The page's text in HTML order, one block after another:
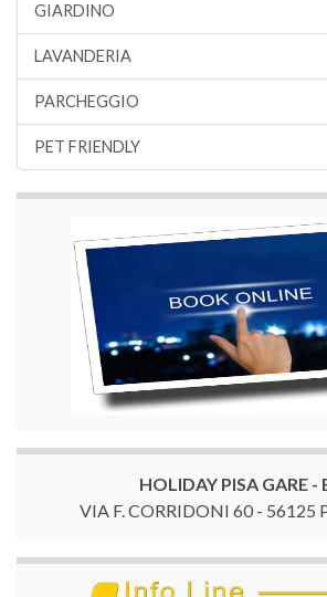
GIARDINO
LAVANDERIA
PARCHEGGIO
PET FRIENDLY
HOLIDAY PISA GARE -
VIA F. CORRIDONI 60 - 56125